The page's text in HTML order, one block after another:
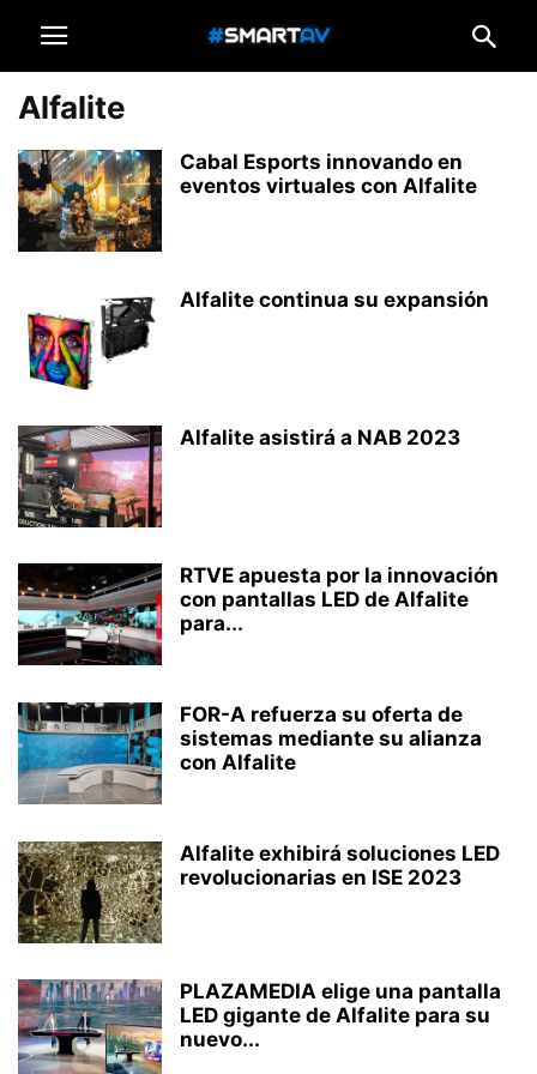
Alfalite
Cabal Esports innovando en
eventos virtuales con Alfalite
Alfalite continua su expansión
Alfalite asistirá a NAB 2023
RTVE apuesta por la innovación
con pantallas LED de Alfalite
para...
FOR-A refuerza su oferta de
sistemas mediante su alianza
con Alfalite
Alfalite exhibirá soluciones LED
revolucionarias en ISE 2023
PLAZAMEDIA elige una pantalla
LED gigante de Alfalite para su
nuevo...